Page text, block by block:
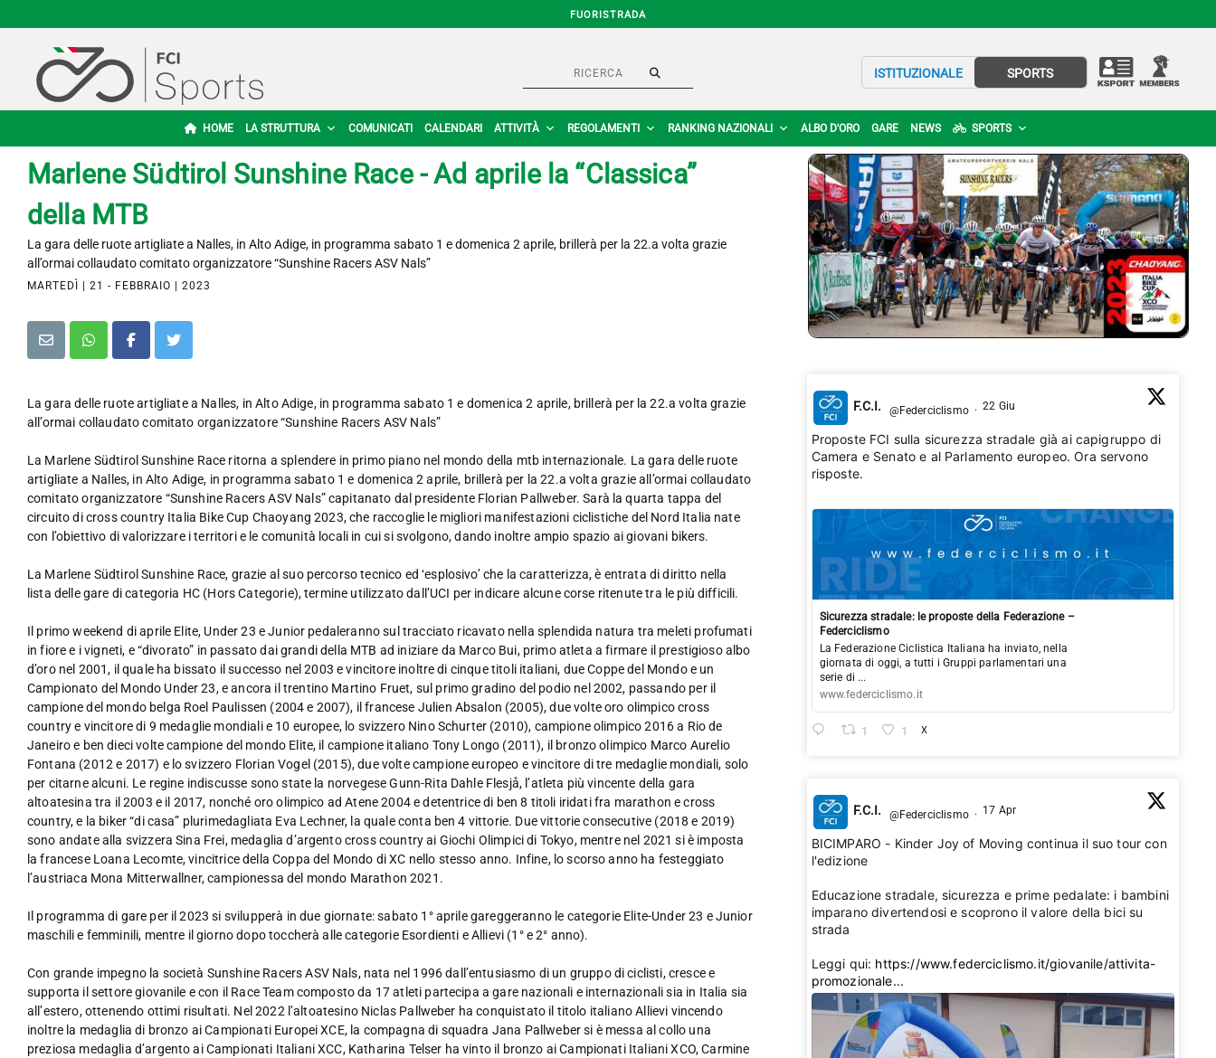
FUORISTRADA
ISTITUZIONALE SPORTS
HOME LA STRUTTURA COMUNICATI CALENDARI ATTIVITÀ REGOLAMENTI RANKING NAZIONALI ALBO D'ORO GARE NEWS SPORTS
Marlene Südtirol Sunshine Race - Ad aprile la “Classica”
della MTB
La gara delle ruote artigliate a Nalles, in Alto Adige, in programma sabato 1 e domenica 2 aprile, brillerà per la 22.a volta grazie
all’ormai collaudato comitato organizzatore “Sunshine Racers ASV Nals”
MARTEDÌ | 21 - FEBBRAIO | 2023
La gara delle ruote artigliate a Nalles, in Alto Adige, in programma sabato 1 e domenica 2 aprile, brillerà per la 22.a volta grazie
all’ormai collaudato comitato organizzatore “Sunshine Racers ASV Nals”
La Marlene Südtirol Sunshine Race ritorna a splendere in primo piano nel mondo della mtb internazionale. La gara delle ruote
artigliate a Nalles, in Alto Adige, in programma sabato 1 e domenica 2 aprile, brillerà per la 22.a volta grazie all’ormai collaudato
comitato organizzatore “Sunshine Racers ASV Nals” capitanato dal presidente Florian Pallweber. Sarà la quarta tappa del
circuito di cross country Italia Bike Cup Chaoyang 2023, che raccoglie le migliori manifestazioni ciclistiche del Nord Italia nate
con l’obiettivo di valorizzare i territori e le comunità locali in cui si svolgono, dando inoltre ampio spazio ai giovani bikers.
La Marlene Südtirol Sunshine Race, grazie al suo percorso tecnico ed ‘esplosivo’ che la caratterizza, è entrata di diritto nella
lista delle gare di categoria HC (Hors Categorie), termine utilizzato dall’UCI per indicare alcune corse ritenute tra le più difficili.
Il primo weekend di aprile Elite, Under 23 e Junior pedaleranno sul tracciato ricavato nella splendida natura tra meleti profumati
in fiore e i vigneti, e “divorato” in passato dai grandi della MTB ad iniziare da Marco Bui, primo atleta a firmare il prestigioso albo
d’oro nel 2001, il quale ha bissato il successo nel 2003 e vincitore inoltre di cinque titoli italiani, due Coppe del Mondo e un
Campionato del Mondo Under 23, e ancora il trentino Martino Fruet, sul primo gradino del podio nel 2002, passando per il
campione del mondo belga Roel Paulissen (2004 e 2007), il francese Julien Absalon (2005), due volte oro olimpico cross
country e vincitore di 9 medaglie mondiali e 10 europee, lo svizzero Nino Schurter (2010), campione olimpico 2016 a Rio de
Janeiro e ben dieci volte campione del mondo Elite, il campione italiano Tony Longo (2011), il bronzo olimpico Marco Aurelio
Fontana (2012 e 2017) e lo svizzero Florian Vogel (2015), due volte campione europeo e vincitore di tre medaglie mondiali, solo
per citarne alcuni. Le regine indiscusse sono state la norvegese Gunn-Rita Dahle Flesjå, l’atleta più vincente della gara
altoatesina tra il 2003 e il 2017, nonché oro olimpico ad Atene 2004 e detentrice di ben 8 titoli iridati fra marathon e cross
country, e la biker “di casa” plurimedagliata Eva Lechner, la quale conta ben 4 vittorie. Due vittorie consecutive (2018 e 2019)
sono andate alla svizzera Sina Frei, medaglia d’argento cross country ai Giochi Olimpici di Tokyo, mentre nel 2021 si è imposta
la francese Loana Lecomte, vincitrice della Coppa del Mondo di XC nello stesso anno. Infine, lo scorso anno ha festeggiato
l’austriaca Mona Mitterwallner, campionessa del mondo Marathon 2021.
Il programma di gare per il 2023 si svilupperà in due giornate: sabato 1° aprile gareggeranno le categorie Elite-Under 23 e Junior
maschili e femminili, mentre il giorno dopo toccherà alle categorie Esordienti e Allievi (1° e 2° anno).
Con grande impegno la società Sunshine Racers ASV Nals, nata nel 1996 dall’entusiasmo di un gruppo di ciclisti, cresce e
supporta il settore giovanile e con il Race Team composto da 17 atleti partecipa a gare nazionali e internazionali sia in Italia sia
all’estero, ottenendo ottimi risultati. Nel 2022 l’altoatesino Niclas Pallweber ha conquistato il titolo italiano Allievi vincendo
inoltre la medaglia di bronzo ai Campionati Europei XCE, la compagna di squadra Jana Pallweber si è messa al collo una
preziosa medaglia d’argento ai Campionati Italiani XCC, Katharina Telser ha vinto il bronzo ai Campionati Italiani XCO, Carmine
F.C.I. @Federciclismo · 22 Giu
Proposte FCI sulla sicurezza stradale già ai capigruppo di
Camera e Senato e al Parlamento europeo. Ora servono
risposte.
Sicurezza stradale: le proposte della Federazione –
Federciclismo
La Federazione Ciclistica Italiana ha inviato, nella
giornata di oggi, a tutti i Gruppi parlamentari una
serie di ...
www.federciclismo.it
1 1 X
F.C.I. @Federciclismo · 17 Apr
BICIMPARO - Kinder Joy of Moving continua il suo tour con
l'edizione 2026🚴‍♂️
Educazione stradale, sicurezza e prime pedalate: i bambini
imparano divertendosi e scoprono il valore della bici su
strada 💛
Leggi qui: https://www.federciclismo.it/giovanile/attivita-
promozionale...